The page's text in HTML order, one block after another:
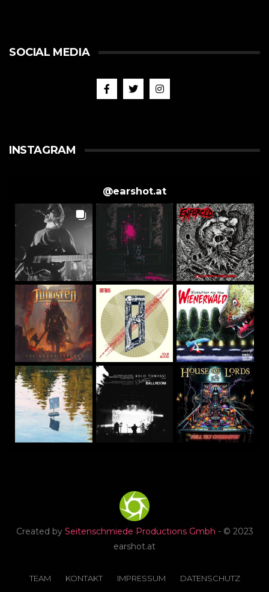
SOCIAL MEDIA
INSTAGRAM
@earshot.at
Created by Seitenschmiede Productions Gmbh - © 2023
earshot.at
TEAM KONTAKT IMPRESSUM
DATENSCHUTZ